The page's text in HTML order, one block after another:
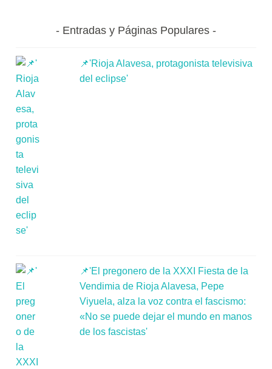
Entradas y Páginas Populares
📌'Rioja Alavesa, protagonista televisiva
del eclipse'
📌'El pregonero de la XXXI Fiesta de la
Vendimia de Rioja Alavesa, Pepe
Viyuela, alza la voz contra el fascismo:
«No se puede dejar el mundo en manos
de los fascistas'